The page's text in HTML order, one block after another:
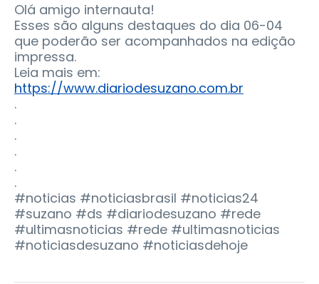
Olá amigo internauta!
Esses são alguns destaques do dia 06-04
que poderão ser acompanhados na edição
impressa.
Leia mais em:
https://www.diariodesuzano.com.br
.
.
.
.
.
.
#noticias #noticiasbrasil #noticias24
#suzano #ds #diariodesuzano #rede
#ultimasnoticias #rede #ultimasnoticias
#noticiasdesuzano #noticiasdehoje